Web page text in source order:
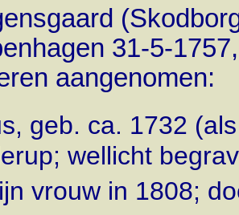
31-5-
aangenomen:
geb. ca. 1732
wellicht
vrouw in 1808;